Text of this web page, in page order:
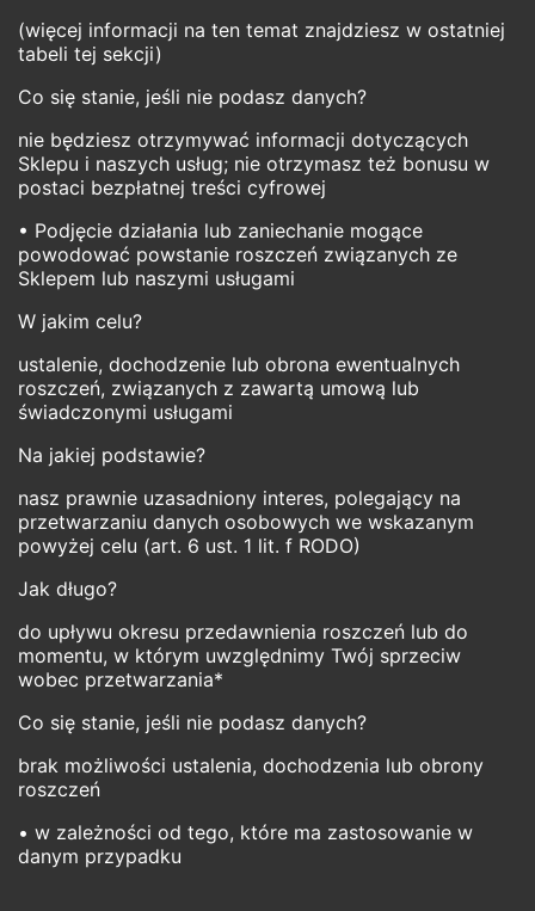
(więcej informacji na ten temat znajdziesz w ostatniej
tabeli tej sekcji)
Co się stanie, jeśli nie podasz danych?
nie będziesz otrzymywać informacji dotyczących
Sklepu i naszych usług; nie otrzymasz też bonusu w
postaci bezpłatnej treści cyfrowej
• Podjęcie działania lub zaniechanie mogące
powodować powstanie roszczeń związanych ze
Sklepem lub naszymi usługami
W jakim celu?
ustalenie, dochodzenie lub obrona ewentualnych
roszczeń, związanych z zawartą umową lub
świadczonymi usługami
Na jakiej podstawie?
nasz prawnie uzasadniony interes, polegający na
przetwarzaniu danych osobowych we wskazanym
powyżej celu (art. 6 ust. 1 lit. f RODO)
Jak długo?
do upływu okresu przedawnienia roszczeń lub do
momentu, w którym uwzględnimy Twój sprzeciw
wobec przetwarzania*
Co się stanie, jeśli nie podasz danych?
brak możliwości ustalenia, dochodzenia lub obrony
roszczeń
• w zależności od tego, które ma zastosowanie w
danym przypadku